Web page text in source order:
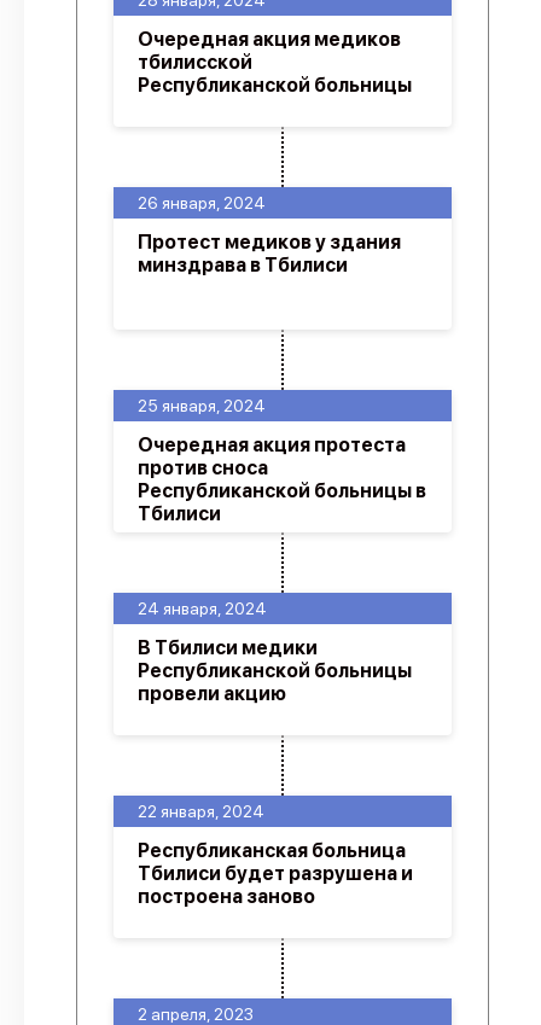
2 апреля, 2023
22 января, 2024
Республиканская больница
Тбилиси будет разрушена и
построена заново
24 января, 2024
В Тбилиси медики
Республиканской больницы
провели акцию
25 января, 2024
Очередная акция протеста
против сноса
Республиканской больницы в
Тбилиси
26 января, 2024
Протест медиков у здания
минздрава в Тбилиси
Очередная акция медиков
тбилисской
Республиканской больницы